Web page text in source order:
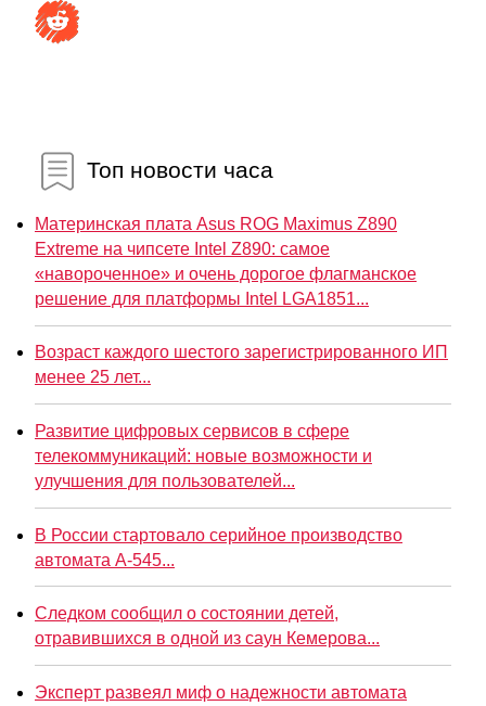
Топ новости часа
Материнская плата Asus ROG Maximus Z890
Extreme на чипсете Intel Z890: самое
«навороченное» и очень дорогое флагманское
решение для платформы Intel LGA1851...
Возраст каждого шестого зарегистрированного ИП
менее 25 лет...
Развитие цифровых сервисов в сфере
телекоммуникаций: новые возможности и
улучшения для пользователей...
В России стартовало серийное производство
автомата А-545...
Следком сообщил о состоянии детей,
отравившихся в одной из саун Кемерова...
Эксперт развеял миф о надежности автомата